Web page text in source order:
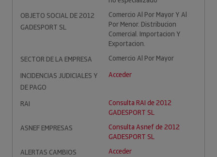
OBJETO SOCIAL DE 2012
GADESPORT SL
Comercio Al Por Mayor Y Al
Por Menor. Distribucion
Comercial. Importacion Y
Exportacion.
SECTOR DE LA EMPRESA
Comercio Al Por Mayor
INCIDENCIAS JUDICIALES Y
DE PAGO
Acceder
RAI
Consulta RAI de 2012
GADESPORT SL
ASNEF EMPRESAS
Consulta Asnef de 2012
GADESPORT SL
ALERTAS CAMBIOS
Acceder